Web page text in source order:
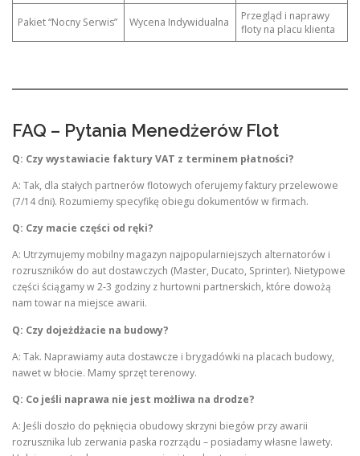
Pakiet “Nocny Serwis” Wycena Indywidualna
Przegląd i naprawy
floty na placu klienta
FAQ – Pytania Menedżerów Flot
Q: Czy wystawiacie faktury VAT z terminem płatności?
A: Tak, dla stałych partnerów flotowych oferujemy faktury przelewowe
(7/14 dni). Rozumiemy specyfikę obiegu dokumentów w firmach.
Q: Czy macie części od ręki?
A: Utrzymujemy mobilny magazyn najpopularniejszych alternatorów i
rozruszników do aut dostawczych (Master, Ducato, Sprinter). Nietypowe
części ściągamy w 2-3 godziny z hurtowni partnerskich, które dowożą
nam towar na miejsce awarii.
Q: Czy dojeżdżacie na budowy?
A: Tak. Naprawiamy auta dostawcze i brygadówki na placach budowy,
nawet w błocie. Mamy sprzęt terenowy.
Q: Co jeśli naprawa nie jest możliwa na drodze?
A: Jeśli doszło do pęknięcia obudowy skrzyni biegów przy awarii
rozrusznika lub zerwania paska rozrządu – posiadamy własne lawety.